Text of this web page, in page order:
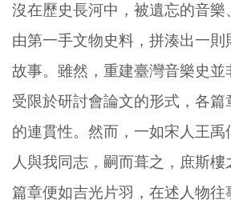
沒在歷史長河中，被遺忘的音樂
由第一手文物史料，拼湊出一則
故事。雖然，重建臺灣音樂史並
受限於研討會論文的形式，各
的連貫性。然而，一如宋人王禹
人與我同志，嗣而葺之，庶斯
篇章便如吉光片羽，在述人物往